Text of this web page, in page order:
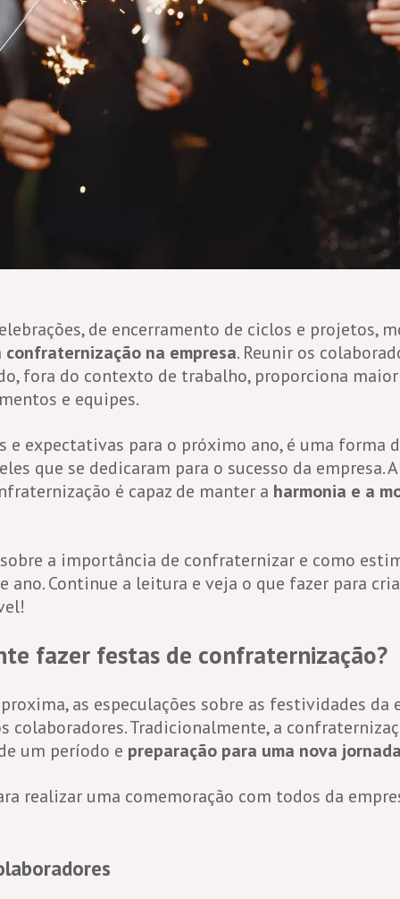
de encerramento de ciclos e projetos,
confraternização na empresa. Reunir os
fora do contexto de trabalho, proporciona maior
e equipes.
e expectativas para o próximo ano, é uma forma
que se dedicaram para o sucesso da empresa.
é capaz de manter a harmonia e a
a importância de confraternizar e como
ano. Continue a leitura e veja o que fazer para
fazer festas de confraternização?
as especulações sobre as festividades da
colaboradores. Tradicionalmente, a
um período e preparação para uma nova jornada
realizar uma comemoração com todos da